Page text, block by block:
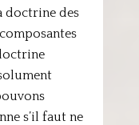
doctrine des
s’il faut ne